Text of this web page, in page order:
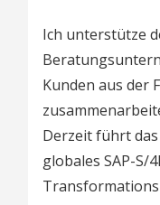
Ich unterstütze
Kunden aus der
Derzeit führt
globales SAP-S/